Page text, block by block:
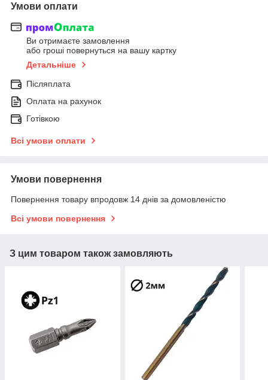
Умови оплати
Ви отримаєте замовлення
або гроші повернуться на вашу картку
Детальніше
Післяплата
Оплата на рахунок
Готівкою
Всі умови оплати
Умови повернення
Повернення товару впродовж 14 днів за домовленістю
Всі умови повернення
З цим товаром також замовляють